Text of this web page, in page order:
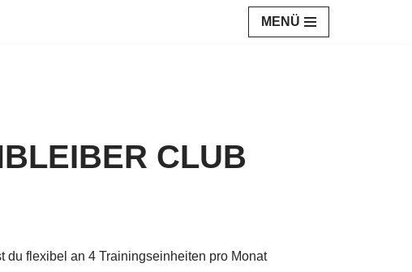
MENÜ
CLUB
du flexibel an 4 Trainingseinheiten pro Monat